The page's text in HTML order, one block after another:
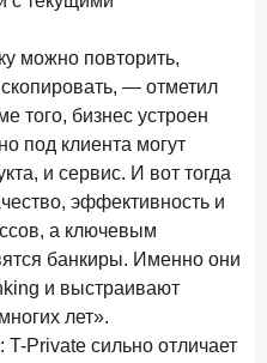
можно повторить,
— отметил
того, бизнес устроен
под клиента могут
и сервис. И вот тогда
эффективность и
а ключевым
банкиры. Именно они
и выстраивают
лет».
T-Private сильно отличает